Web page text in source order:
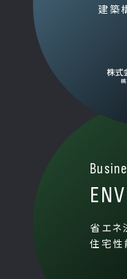
建築
省エネ
住宅性